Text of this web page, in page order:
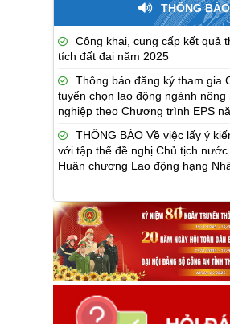
THÔNG BÁO
Công khai, cung cấp kết quả
tích đất đai năm 2025
Thông báo đăng ký tham gia
tuyển chọn lao động ngành nông
nghiệp theo Chương trình EPS
THÔNG BÁO Về việc lấy ý
với tập thể đề nghị Chủ tịch
Huân chương Lao động hạng